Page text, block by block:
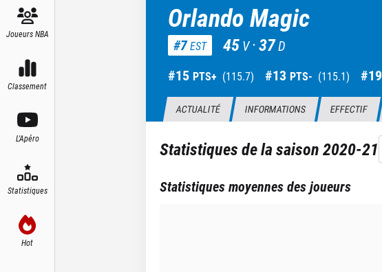
Joueurs NBA
Classement
L'Apéro
Statistiques
Hot
Orlando Magic
#7EST 45 V ·37D
#15 PTS+ (115.7) #13 PTS- (115.1) #19
ACTUALITÉ INFORMATIONS EFFECTIF
Statistiques de la saison2020-21
Statistiques moyennes des joueurs